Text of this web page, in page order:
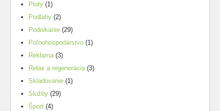
Ploty (1)
Podlahy (2)
Podnikanie (29)
Poľnohospodárstvo (1)
Reklama(3)
Relax a regenerácia(3)
Skladovanie (1)
Služby (29)
Šport (4)